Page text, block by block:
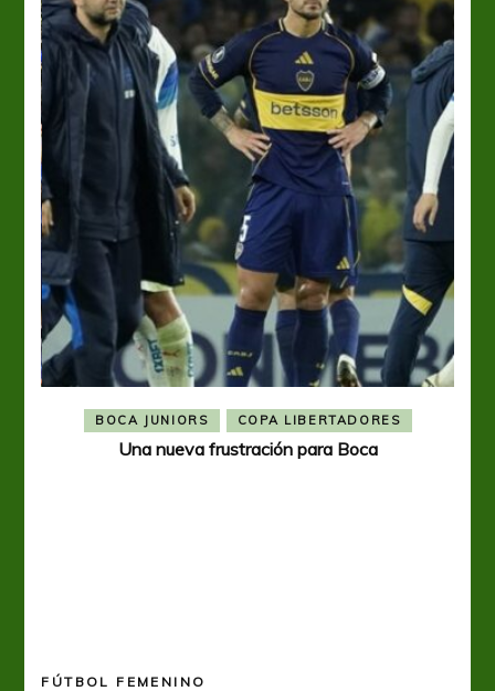
BOCA JUNIORS COPA LIBERTADORES
Una nueva frustración para Boca
FÚTBOL FEMENINO